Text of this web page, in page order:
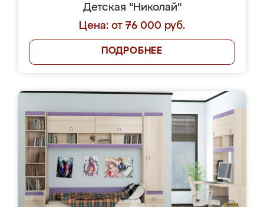
Детская "Николай"
Цена: от 76 000 руб.
ПОДРОБНЕЕ